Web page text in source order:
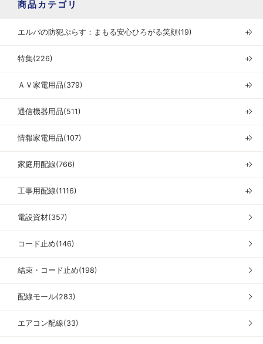
商品カテゴリ
エルパの防犯ぷらす：まもる安心ひろがる笑顔(19) ＋
特集(226) ＋
ＡＶ家電用品(379) ＋
通信機器用品(511) ＋
情報家電用品(107) ＋
家庭用配線(766) ＋
工事用配線(1116) ＋
電設資材(357)
コード止め(146)
結束・コード止め(198)
配線モール(283)
エアコン配線(33)